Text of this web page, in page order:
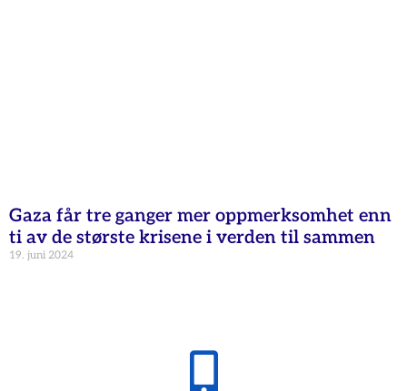
Gaza får tre ganger mer oppmerksomhet enn
ti av de største krisene i verden til sammen
19. juni 2024